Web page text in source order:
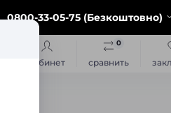
0800-33-05-75 (Безкоштовно)
кабинет сравнить
0